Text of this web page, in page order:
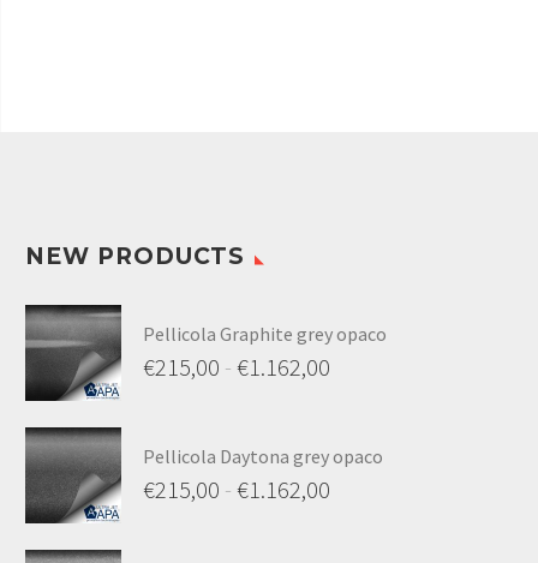
NEW PRODUCTS
Pellicola Graphite grey opaco
€215,00 - €1.162,00
Pellicola Daytona grey opaco
€215,00 - €1.162,00